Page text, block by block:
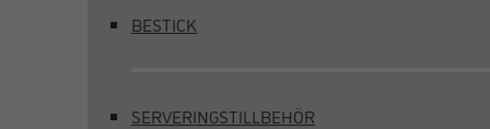
BESTICK
SERVERINGSTILLBEHÖR